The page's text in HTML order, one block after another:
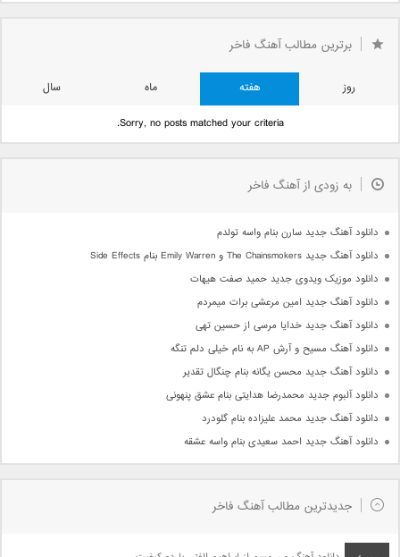
برترین مطالب آهنگ فاخر
روز هفته ماه
سال
Sorry, no posts matched your criteria.
به زودی از آهنگ فاخر
دانلود آهنگ جدید سارن بنام واسه تولدم
دانلود آهنگ جدید The Chainsmokers و Emily Warren بنام Side Effects
دانلود موزیک ویدوی جدید حمید صفت هیهات
دانلود آهنگ جدید امین مرعشی برات میمردم
دانلود آهنگ جدید خدایا مرسی از حسین تهی
دانلود آهنگ مسیح و آرش AP به نام خیلی دلم تنگه
دانلود آهنگ جدید محسن یگانه بنام چنگال تقدیر
دانلود آلبوم جدید محمدرضا هدایتی بنام عشق پنهونی
دانلود آهنگ جدید محمد علیزاده بنام گلودرد
دانلود آهنگ جدید احمد سعیدی بنام واسه عشقه
جدیدترین مطالب آهنگ فاخر